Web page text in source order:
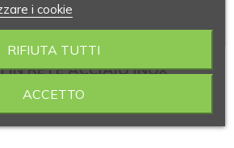
IN RETE ACCIAIO INOX
i cookie
RIFIUTA TUTTI
ACCETTO